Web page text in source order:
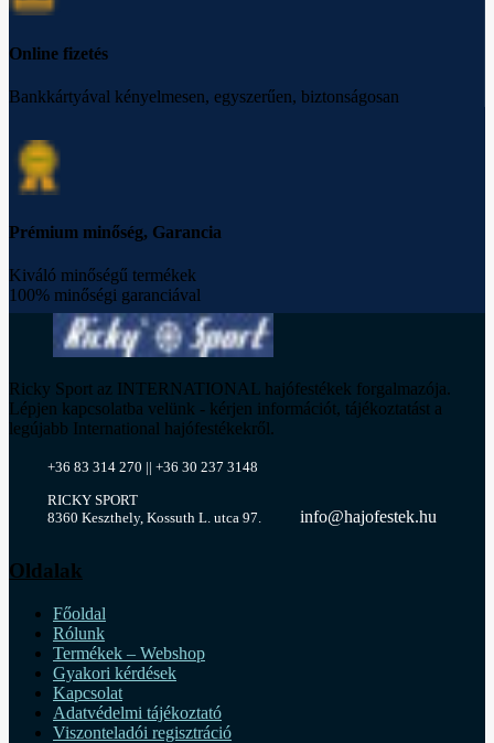
Online fizetés
Bankkártyával kényelmesen, egyszerűen, biztonságosan
Prémium minőség, Garancia
Kiváló minőségű termékek
100% minőségi garanciával
Ricky Sport az INTERNATIONAL hajófestékek forgalmazója.
Lépjen kapcsolatba velünk - kérjen információt, tájékoztatást a
legújabb International hajófestékekről.
+36 83 314 270 || +36 30 237 3148
RICKY SPORT
8360 Keszthely, Kossuth L. utca 97.
info@hajofestek.hu
Oldalak
Főoldal
Rólunk
Termékek – Webshop
Gyakori kérdések
Kapcsolat
Adatvédelmi tájékoztató
Viszonteladói regisztráció